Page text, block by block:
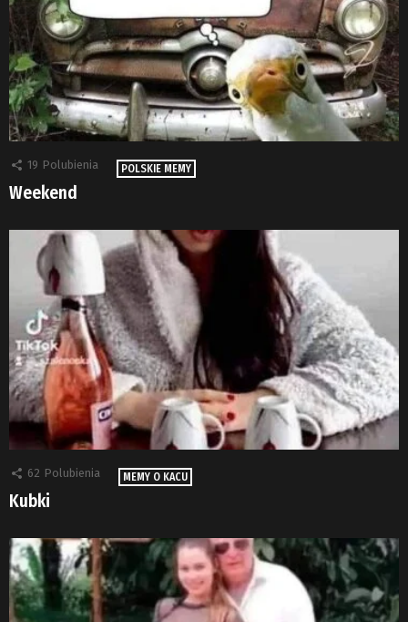
19 Polubienia POLSKIE MEMY
Weekend
62 Polubienia MEMY O KACU
Kubki